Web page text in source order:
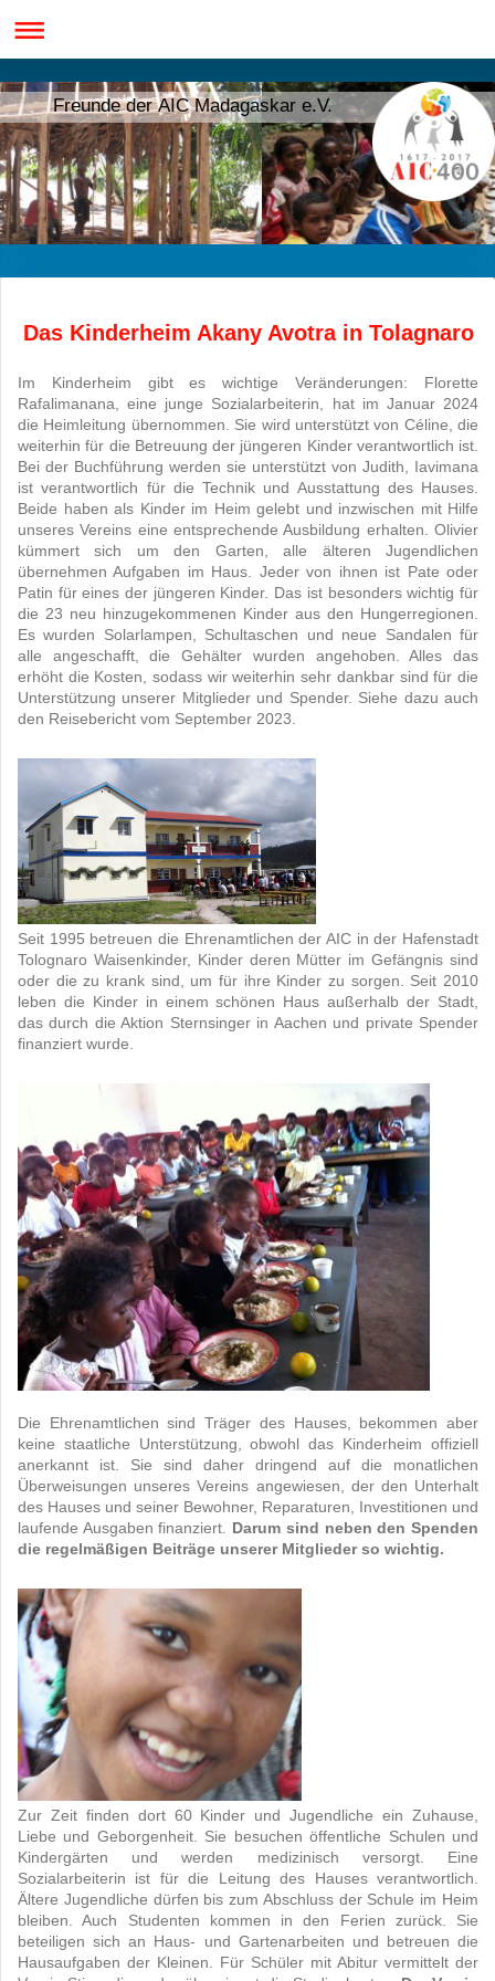
Freunde der AIC Madagaskar e.V.
Das Kinderheim Akany Avotra in Tolagnaro
Im Kinderheim gibt es wichtige Veränderungen: Florette
Rafalimanana, eine junge Sozialarbeiterin, hat im Januar 2024
die Heimleitung übernommen. Sie wird unterstützt von Céline, die
weiterhin für die Betreuung der jüngeren Kinder verantwortlich ist.
Bei der Buchführung werden sie unterstützt von Judith, Iavimana
ist verantwortlich für die Technik und Ausstattung des Hauses.
Beide haben als Kinder im Heim gelebt und inzwischen mit Hilfe
unseres Vereins eine entsprechende Ausbildung erhalten. Olivier
kümmert sich um den Garten, alle älteren Jugendlichen
übernehmen Aufgaben im Haus. Jeder von ihnen ist Pate oder
Patin für eines der jüngeren Kinder. Das ist besonders wichtig für
die 23 neu hinzugekommenen Kinder aus den Hungerregionen.
Es wurden Solarlampen, Schultaschen und neue Sandalen für
alle angeschafft, die Gehälter wurden angehoben. Alles das
erhöht die Kosten, sodass wir weiterhin sehr dankbar sind für die
Unterstützung unserer Mitglieder und Spender. Siehe dazu auch
den Reisebericht vom September 2023.
Seit 1995 betreuen die Ehrenamtlichen der AIC in der Hafenstadt
Tolognaro Waisenkinder, Kinder deren Mütter im Gefängnis sind
oder die zu krank sind, um für ihre Kinder zu sorgen. Seit 2010
leben die Kinder in einem schönen Haus außerhalb der Stadt,
das durch die Aktion Sternsinger in Aachen und private Spender
finanziert wurde.
Die Ehrenamtlichen sind Träger des Hauses, bekommen aber
keine staatliche Unterstützung, obwohl das Kinderheim offiziell
anerkannt ist. Sie sind daher dringend auf die monatlichen
Überweisungen unseres Vereins angewiesen, der den Unterhalt
des Hauses und seiner Bewohner, Reparaturen, Investitionen und
laufende Ausgaben finanziert. Darum sind neben den Spenden
die regelmäßigen Beiträge unserer Mitglieder so wichtig.
Zur Zeit finden dort 60 Kinder und Jugendliche ein Zuhause,
Liebe und Geborgenheit. Sie besuchen öffentliche Schulen und
Kindergärten und werden medizinisch versorgt. Eine
Sozialarbeiterin ist für die Leitung des Hauses verantwortlich.
Ältere Jugendliche dürfen bis zum Abschluss der Schule im Heim
bleiben. Auch Studenten kommen in den Ferien zurück. Sie
beteiligen sich an Haus- und Gartenarbeiten und betreuen die
Hausaufgaben der Kleinen. Für Schüler mit Abitur vermittelt der